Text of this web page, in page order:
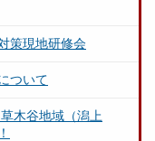
策現地研修会
ついて
木谷地域（潟上